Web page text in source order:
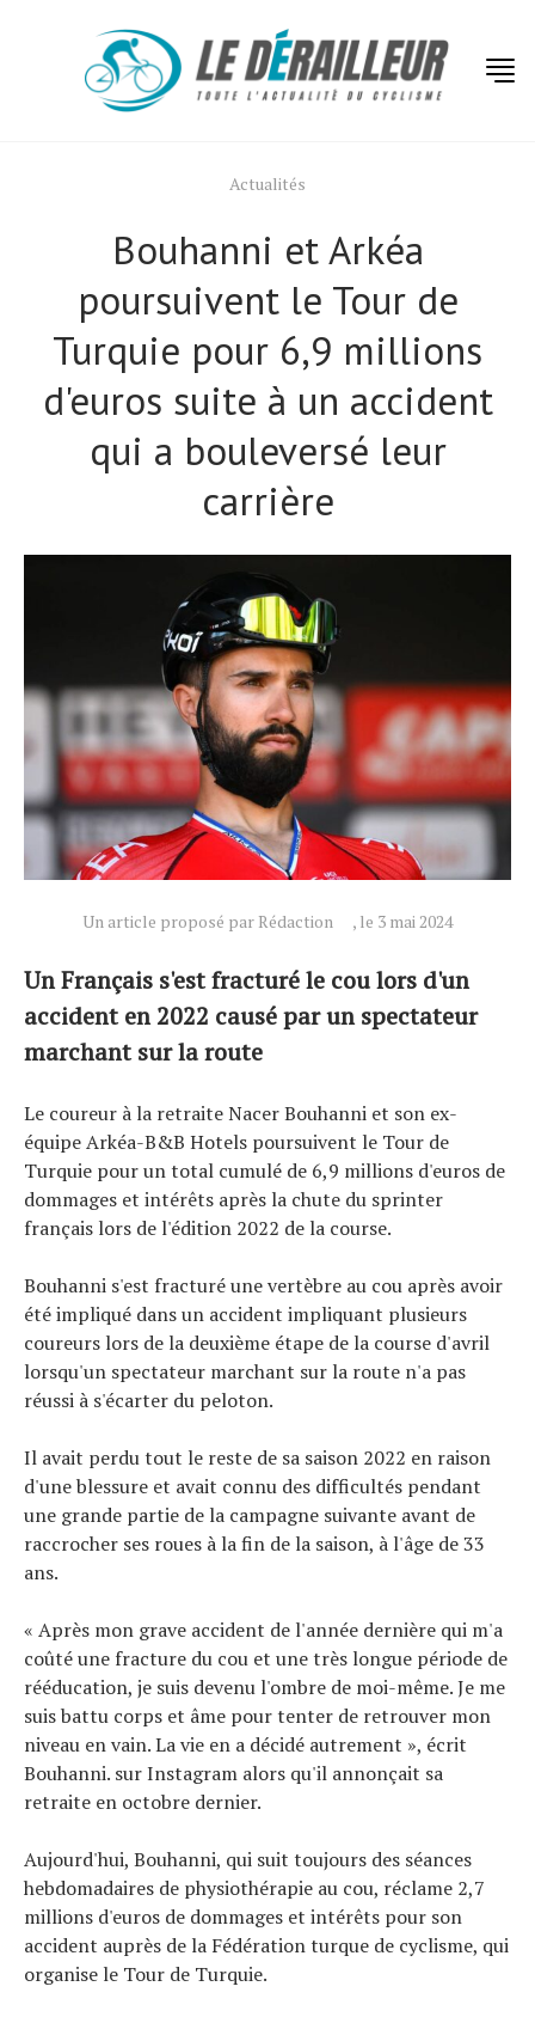
Actualités
Bouhanni et Arkéa
poursuivent le Tour de
Turquie pour 6,9 millions
d'euros suite à un accident
qui a bouleversé leur
carrière
Un article proposé par Rédaction , le 3 mai 2024
Un Français s'est fracturé le cou lors d'un
accident en 2022 causé par un spectateur
marchant sur la route
Le coureur à la retraite Nacer Bouhanni et son ex-
équipe Arkéa-B&B Hotels poursuivent le Tour de
Turquie pour un total cumulé de 6,9 ​​millions d'euros de
dommages et intérêts après la chute du sprinter
français lors de l'édition 2022 de la course.
Bouhanni s'est fracturé une vertèbre au cou après avoir
été impliqué dans un accident impliquant plusieurs
coureurs lors de la deuxième étape de la course d'avril
lorsqu'un spectateur marchant sur la route n'a pas
réussi à s'écarter du peloton.
Il avait perdu tout le reste de sa saison 2022 en raison
d'une blessure et avait connu des difficultés pendant
une grande partie de la campagne suivante avant de
raccrocher ses roues à la fin de la saison, à l'âge de 33
ans.
« Après mon grave accident de l'année dernière qui m'a
coûté une fracture du cou et une très longue période de
rééducation, je suis devenu l'ombre de moi-même. Je me
suis battu corps et âme pour tenter de retrouver mon
niveau en vain. La vie en a décidé autrement », écrit
Bouhanni. sur Instagram alors qu'il annonçait sa
retraite en octobre dernier.
Aujourd'hui, Bouhanni, qui suit toujours des séances
hebdomadaires de physiothérapie au cou, réclame 2,7
millions d'euros de dommages et intérêts pour son
accident auprès de la Fédération turque de cyclisme, qui
organise le Tour de Turquie.
Actualités
Technologies
Tests de produits
Conseils
Tendances
Tous nos articles